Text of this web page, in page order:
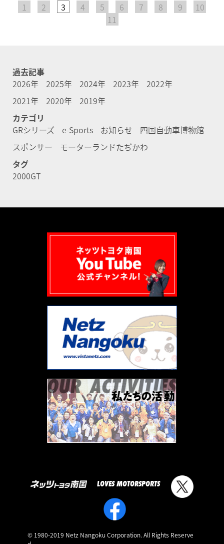
1 2 3 4 5 6 7 8 9
10
11
過去記事
2026年
2025年 2024年 2023年
2022年
2021年
2020年
2019年
カテゴリ
GRシリーズ
e-Sports お知らせ
四国自動車博物館
スポンサー
モーターランドたぢかわ
タグ
2000GT
LOVES MOTORSPORTS
© 1980-2019 Netz Nangoku Corporation. All Rights Reserve